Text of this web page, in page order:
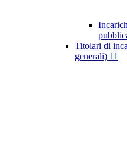
Titolari di
generali) 11